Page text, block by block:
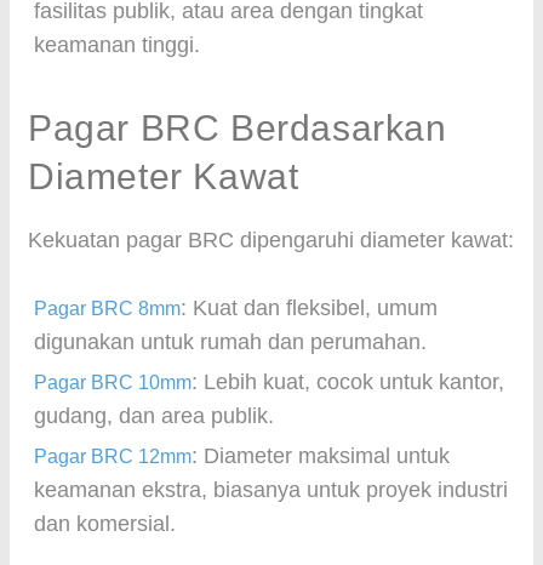
fasilitas publik, atau area dengan tingkat
keamanan tinggi.
Pagar BRC Berdasarkan
Diameter Kawat
Kekuatan pagar BRC dipengaruhi diameter kawat:
Pagar BRC 8mm: Kuat dan fleksibel, umum
digunakan untuk rumah dan perumahan.
Pagar BRC 10mm: Lebih kuat, cocok untuk kantor,
gudang, dan area publik.
Pagar BRC 12mm: Diameter maksimal untuk
keamanan ekstra, biasanya untuk proyek industri
dan komersial.